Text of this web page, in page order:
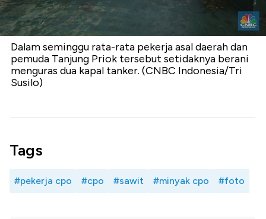
Dalam seminggu rata-rata pekerja asal daerah dan
pemuda Tanjung Priok tersebut setidaknya berani
menguras dua kapal tanker. (CNBC Indonesia/Tri
Susilo)
Tags
#pekerja cpo #cpo #sawit #minyak cpo #foto